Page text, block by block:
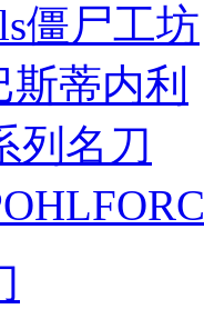
僵尸工坊
蒂内利
列名刀